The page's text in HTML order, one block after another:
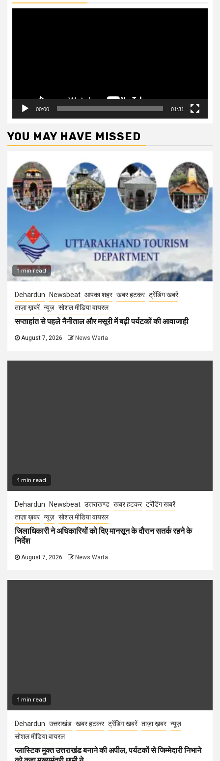
00:00 01:31
YOU MAY HAVE MISSED
1 min read
Dehardun Newsbeat आपका शहर खबर हटकर ट्रेंडिंग खबरें
ताज़ा ख़बरें न्यूज़ सोशल मीडिया वायरल
सप्ताहांत से पहले नैनीताल और मसूरी में बढ़ी पर्यटकों की आवाजाही
August 7, 2026 News Warta
1 min read
Dehardun Newsbeat उत्तराखण्ड खबर हटकर ट्रेंडिंग खबरें
ताज़ा ख़बर न्यूज़ सोशल मीडिया वायरल
जिलाधिकारी ने अधिकारियों को दिए मानसून के दौरान सतर्क रहने के
निर्देश
August 7, 2026 News Warta
1 min read
Dehardun उत्तराखंड खबर हटकर ट्रेंडिंग खबरें ताज़ा ख़बर न्यूज़
सोशल मीडिया वायरल
प्लास्टिक मुक्त उत्तराखंड बनाने की अपील, पर्यटकों से जिम्मेदारी निभाने